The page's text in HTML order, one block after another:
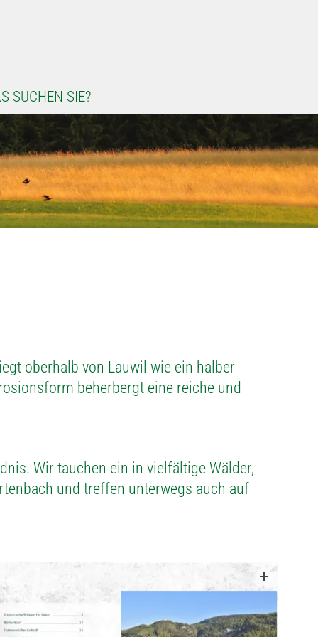
SUCHEN SIE?
oberhalb von Lauwil wie ein halber
beherbergt eine reiche und
Wir tauchen ein in vielfältige Wälder,
und treffen unterwegs auch auf